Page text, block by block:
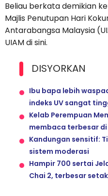
Beliau berkata demikian
Majlis Penutupan Hari
Antarabangsa Malaysia
UIAM di sini.
DISYORKAN
Ibu bapa lebih
indeks UV sangat
Kelab Perempuan
membaca terbesar
Kandungan sensitif:
sistem moderasi
Hampir 700 sertai
Chai 2, terbesar